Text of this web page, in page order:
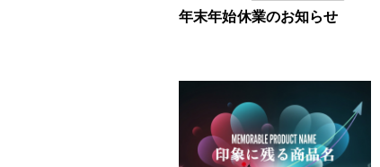
年末年始休業のお知らせ